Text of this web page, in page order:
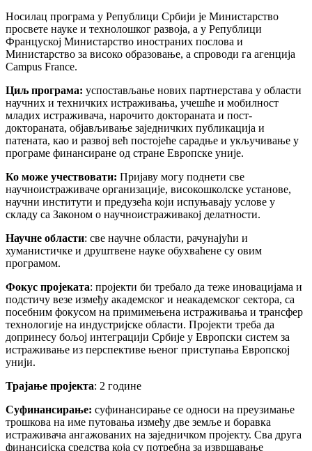
Носилац програма у Републици Србији је Министарство
просвете науке и технолошког развоја, а у Републици
Француској Министарство иностраних послова и
Министарство за високо образовање, а спроводи га агенција
Campus France.
Циљ програма: успостављање нових партнерстава у области
научних и техничких истраживања, учешће и мобилност
младих истраживача, нарочито доктораната и пост-
доктораната, објављивање заједничких публикација и
патената, као и развој већ постојеће сарадње и укључивање у
програме финансиране од стране Европске уније.
Ко може учествовати: Пријаву могу поднети све
научноистраживаче организације, високошколске установе,
научни институти и предузећа који испуњавају услове у
складу са Законом о научноистраживакој делатности.
Научне области: све научне области, рачунајући и
хуманистичке и друштвене науке обухваћене су овим
програмом.
Фокус пројеката: пројекти би требало да теже иновацијама и
подстичу везе између академског и неакадемског сектора, са
посебним фокусом на примимењена истраживања и трансфер
технологије на индустријске области. Пројекти треба да
допринесу бољој интеграцији Србије у Европски систем за
истраживање из перспективе њеног приступања Европској
унији.
Трајање пројекта: 2 године
Суфинансирање: суфинансирање се односи на преузимање
трошкова на име путовања између две земље и боравка
истраживача ангажованих на заједничком пројекту. Сва друга
финансијска средства која су потребна за извршавање